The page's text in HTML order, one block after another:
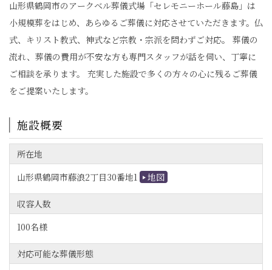
山形県鶴岡市のアークベル葬儀式場「セレモニーホール藤島」は
小規模葬をはじめ、あらゆるご葬儀に対応させていただきます。仏
式、キリスト教式、神式など宗教・宗派を問わずご対応。 葬儀の
流れ、葬儀の費用が不安な方も専門スタッフが話を伺い、丁寧に
ご相談を承ります。 充実した施設で多くの方々の心に残るご葬儀
をご提案いたします。
施設概要
所在地
山形県鶴岡市藤浪2丁目30番地1
地図
収容人数
100名様
対応可能な葬儀形態